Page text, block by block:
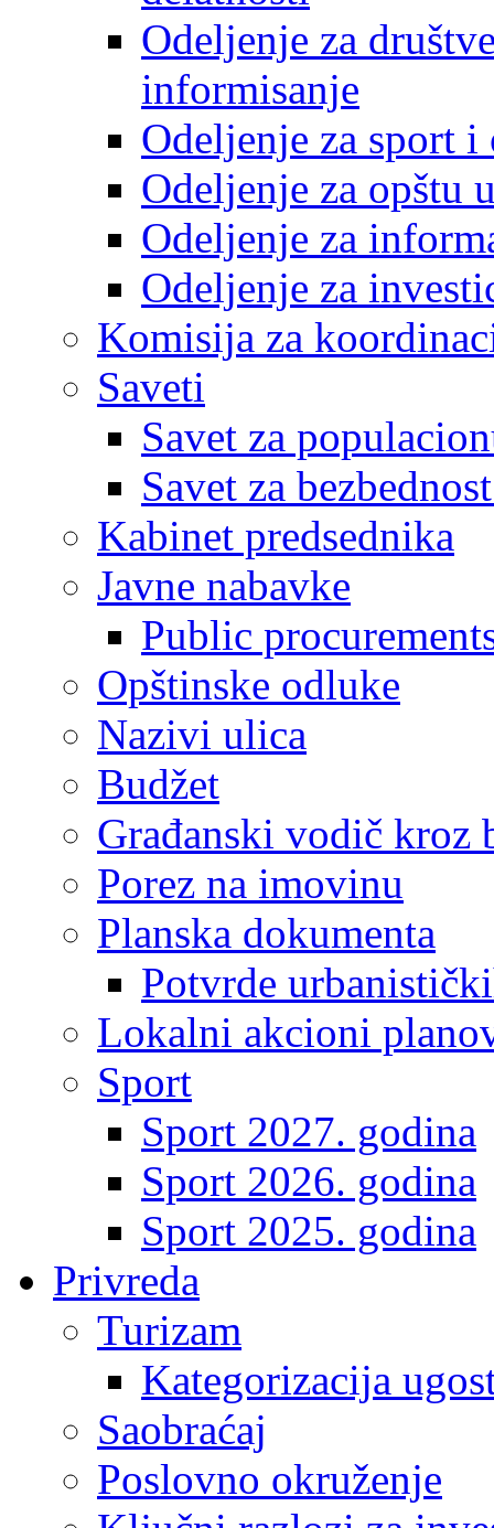
Odeljenje za
informisanje
Odeljenje za sport
Odeljenje za opštu
Odeljenje za
Odeljenje za
Komisija za
Saveti
Savet za
Savet za
Kabinet predsednika
Javne nabavke
Public
Opštinske odluke
Nazivi ulica
Budžet
Građanski vodič kroz
Porez na imovinu
Planska dokumenta
Potvrde
Lokalni akcioni
Sport
Sport 2027. godina
Sport 2026. godina
Sport 2025. godina
Privreda
Turizam
Kategorizacija
Saobraćaj
Poslovno okruženje